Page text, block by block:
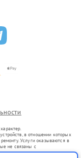
в отношении которых
Услуги оказываются в
не связаны с